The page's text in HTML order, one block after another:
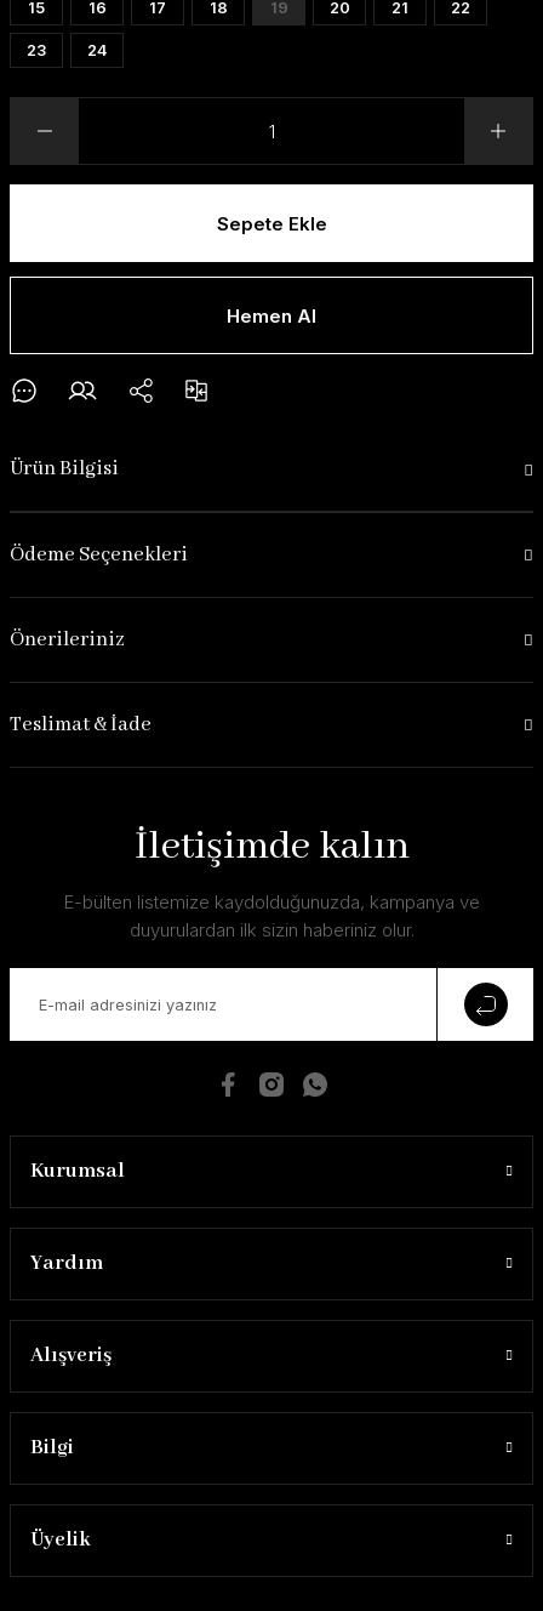
15 16 17 18 19 20 21 22
23 24
Sepete Ekle
Hemen Al
Ürün Bilgisi
Ödeme Seçenekleri
Önerileriniz
Teslimat & İade
İletişimde kalın
E-bülten listemize kaydolduğunuzda, kampanya ve
duyurulardan ilk sizin haberiniz olur.
Kurumsal
Yardım
Alışveriş
Bilgi
Üyelik